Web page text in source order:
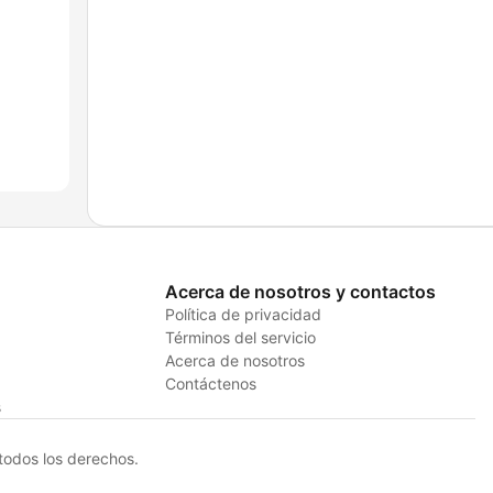
Acerca de nosotros y contactos
Política de privacidad
Términos del servicio
Acerca de nosotros
Contáctenos
los derechos.